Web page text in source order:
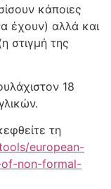
κάποιες
έχουν) αλλά και
στιγμή της
18
τη
european-
non-formal-